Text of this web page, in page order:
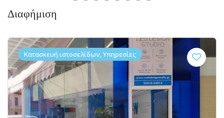
Διαφήμιση
Κατασκευή ιστοσελίδων, Υπηρεσίες